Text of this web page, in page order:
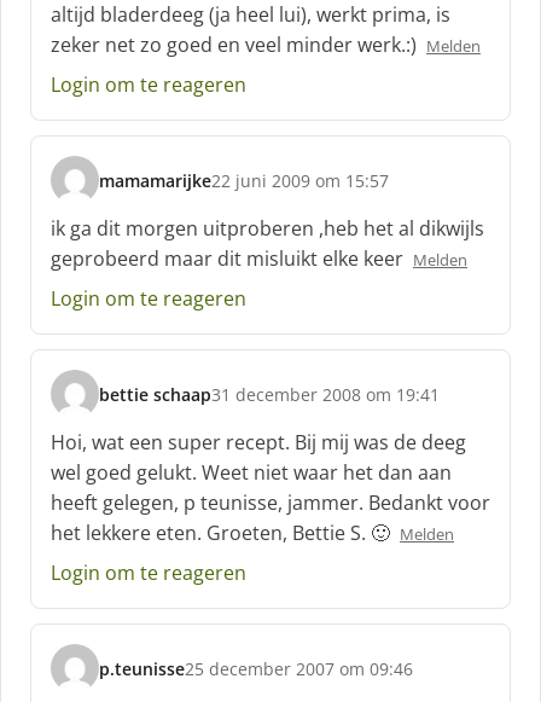
altijd bladerdeeg (ja heel lui), werkt prima, is
zeker net zo goed en veel minder werk.:) Melden
Login om te reageren
mamamarijke
s
c
h
r
e
f
22 juni 2009 om 15:57
ik ga dit morgen uitproberen ,heb het al dikwijls
geprobeerd maar dit misluikt elke keer Melden
Login om te reageren
bettie schaap
s
c
h
r
e
e
:
31 december 2008 om 19:41
Hoi, wat een super recept. Bij mij was de deeg
wel goed gelukt. Weet niet waar het dan aan
heeft gelegen, p teunisse, jammer. Bedankt voor
het lekkere eten. Groeten, Bettie S. 🙂 Melden
Login om te reageren
p.teunisse
s
25 december 2007 om 09:46